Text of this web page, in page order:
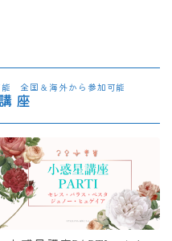
能 全国＆海外から参加可能
座